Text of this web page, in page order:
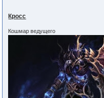
Кросс
Кошмар ведущего